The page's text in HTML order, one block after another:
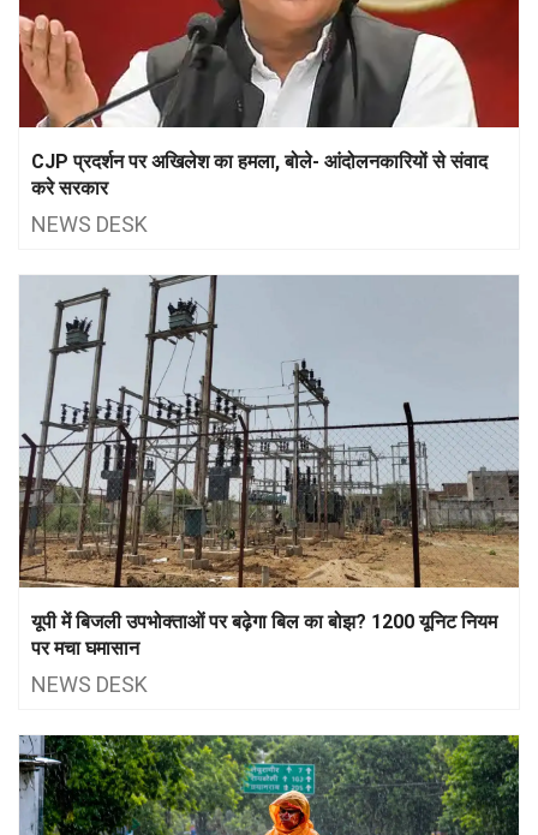
CJP प्रदर्शन पर अखिलेश का हमला, बोले- आंदोलनकारियों से संवाद
करे सरकार
NEWS DESK
यूपी में बिजली उपभोक्ताओं पर बढ़ेगा बिल का बोझ? 1200 यूनिट नियम
पर मचा घमासान
NEWS DESK